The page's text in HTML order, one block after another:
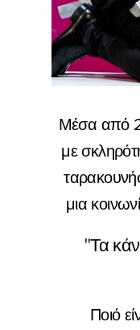
Μέσα από
με
μια
"Τα
Ποιό